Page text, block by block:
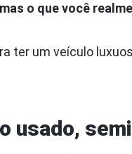
o que você
ter um veículo
usado,